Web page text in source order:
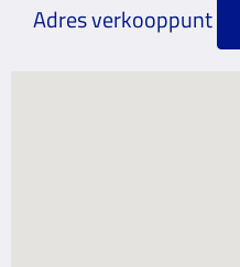
Adres verkooppunt